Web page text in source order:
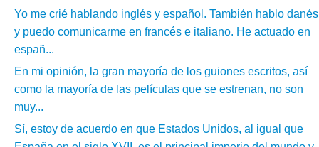
Yo me crié hablando inglés y español. También hablo danés
y puedo comunicarme en francés e italiano. He actuado en
españ...
En mi opinión, la gran mayoría de los guiones escritos, así
como la mayoría de las películas que se estrenan, no son
muy...
Sí, estoy de acuerdo en que Estados Unidos, al igual que